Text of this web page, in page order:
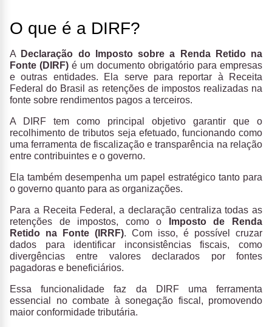
O que é a DIRF?
A
Declaração do Imposto sobre a Renda Retido na
Fonte (DIRF) é um documento obrigatório para empresas
e outras entidades. Ela serve para reportar à Receita
Federal do Brasil as retenções de impostos realizadas na
fonte sobre rendimentos pagos a terceiros.
A DIRF tem como principal objetivo garantir que o
recolhimento de tributos seja efetuado, funcionando como
uma ferramenta de fiscalização e transparência na relação
entre contribuintes e o governo.
Ela também desempenha um papel estratégico tanto para
o governo quanto para as organizações.
Para a Receita Federal, a declaração centraliza todas as
retenções de impostos, como o
Imposto de Renda
Retido na Fonte (IRRF). Com isso, é possível cruzar
dados para identificar inconsistências fiscais, como
divergências entre valores declarados por fontes
pagadoras e beneficiários.
Essa funcionalidade faz da DIRF uma ferramenta
essencial no combate à sonegação fiscal, promovendo
maior conformidade tributária.